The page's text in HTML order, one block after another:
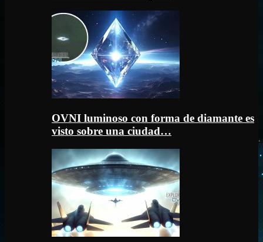
OVNI luminoso con forma de diamante es
visto sobre una ciudad…